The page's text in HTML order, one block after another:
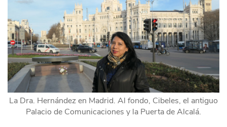
La Dra. Hernández en Madrid. Al fondo, Cibeles, el antiguo
Palacio de Comunicaciones y la Puerta de Alcalá.